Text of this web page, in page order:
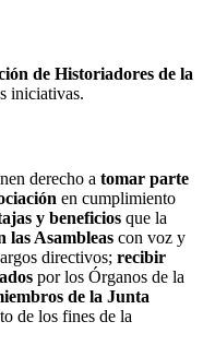
de Historiadores de la
iniciativas.
derecho a tomar parte
en cumplimiento
y beneficios que la
las Asambleas con voz y
directivos; recibir
por los Órganos de la
de la Junta
de los fines de la